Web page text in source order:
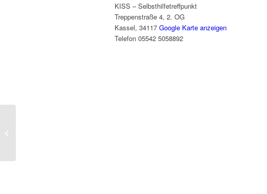
KISS – Selbsthilfetreffpunkt
Treppenstraße 4, 2. OG
Kassel, 34117 Google Karte anzeigen
Telefon 05542 5058892